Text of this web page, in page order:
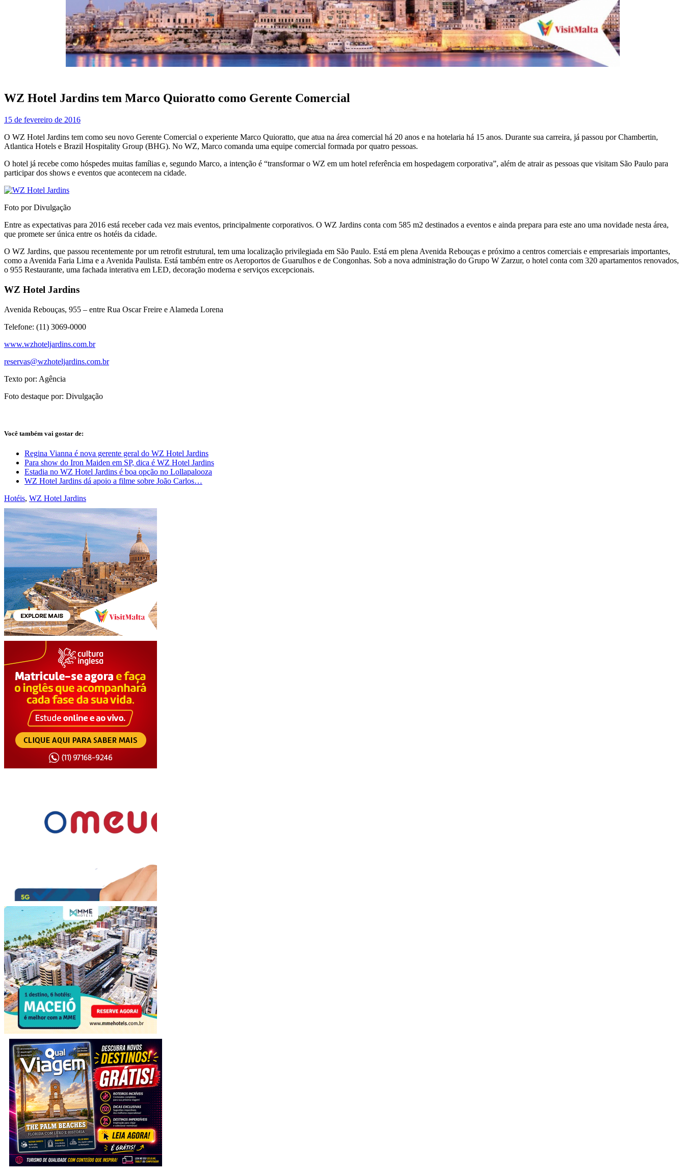
WZ Hotel Jardins tem Marco Quioratto como Gerente Comercial
15 de fevereiro de 2016
O WZ Hotel Jardins tem como seu novo Gerente Comercial o experiente Marco Quioratto, que atua na área comercial há 20 anos e na hotelaria há 15 anos. Durante sua carreira, já passou por Chambertin,
Atlantica Hotels e Brazil Hospitality Group (BHG). No WZ, Marco comanda uma equipe comercial formada por quatro pessoas.
O hotel já recebe como hóspedes muitas famílias e, segundo Marco, a intenção é “transformar o WZ em um hotel referência em hospedagem corporativa”, além de atrair as pessoas que visitam São Paulo para
participar dos shows e eventos que acontecem na cidade.
Foto por Divulgação
Entre as expectativas para 2016 está receber cada vez mais eventos, principalmente corporativos. O WZ Jardins conta com 585 m2 destinados a eventos e ainda prepara para este ano uma novidade nesta área,
que promete ser única entre os hotéis da cidade.
O WZ Jardins, que passou recentemente por um retrofit estrutural, tem uma localização privilegiada em São Paulo. Está em plena Avenida Rebouças e próximo a centros comerciais e empresariais importantes,
como a Avenida Faria Lima e a Avenida Paulista. Está também entre os Aeroportos de Guarulhos e de Congonhas. Sob a nova administração do Grupo W Zarzur, o hotel conta com 320 apartamentos renovados,
o 955 Restaurante, uma fachada interativa em LED, decoração moderna e serviços excepcionais.
WZ Hotel Jardins
Avenida Rebouças, 955 – entre Rua Oscar Freire e Alameda Lorena
Telefone: (11) 3069-0000
www.wzhoteljardins.com.br
reservas@wzhoteljardins.com.br
Texto por: Agência
Foto destaque por: Divulgação
Você também vai gostar de:
Regina Vianna é nova gerente geral do WZ Hotel Jardins
Para show do Iron Maiden em SP, dica é WZ Hotel Jardins
Estadia no WZ Hotel Jardins é boa opção no Lollapalooza
WZ Hotel Jardins dá apoio a filme sobre João Carlos…
Hotéis, WZ Hotel Jardins